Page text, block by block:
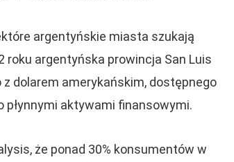
argentyńskie miasta szukają
argentyńska prowincja San Luis
dolarem amerykańskim, dostępnego
aktywami finansowymi.
że ponad 30% konsumentów w